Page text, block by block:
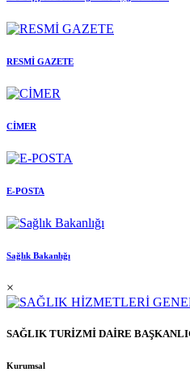
RESMİ GAZETE
CİMER
E-POSTA
Sağlık Bakanlığı
×
SAĞLIK TURİZMİ DAİRE
Kurumsal